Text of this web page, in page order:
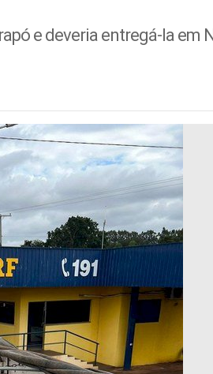
e deveria entregá-la em